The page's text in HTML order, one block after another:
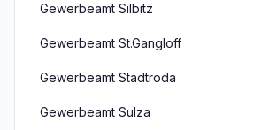
Gewerbeamt Silbitz
Gewerbeamt St.Gangloff
Gewerbeamt Stadtroda
Gewerbeamt Sulza